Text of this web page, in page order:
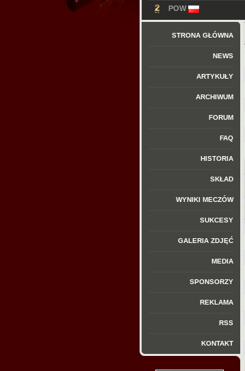
POW
STRONA GŁÓWNA
NEWS
ARTYKUŁY
ARCHIWUM
FORUM
FAQ
HISTORIA
SKŁAD
WYNIKI MECZÓW
SUKCESY
GALERIA ZDJĘĆ
MEDIA
SPONSORZY
REKLAMA
RSS
KONTAKT